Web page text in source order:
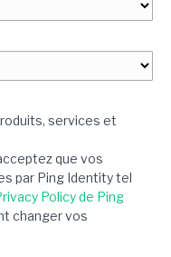
services et
que vos
par Ping Identity tel
Policy de Ping
changer vos